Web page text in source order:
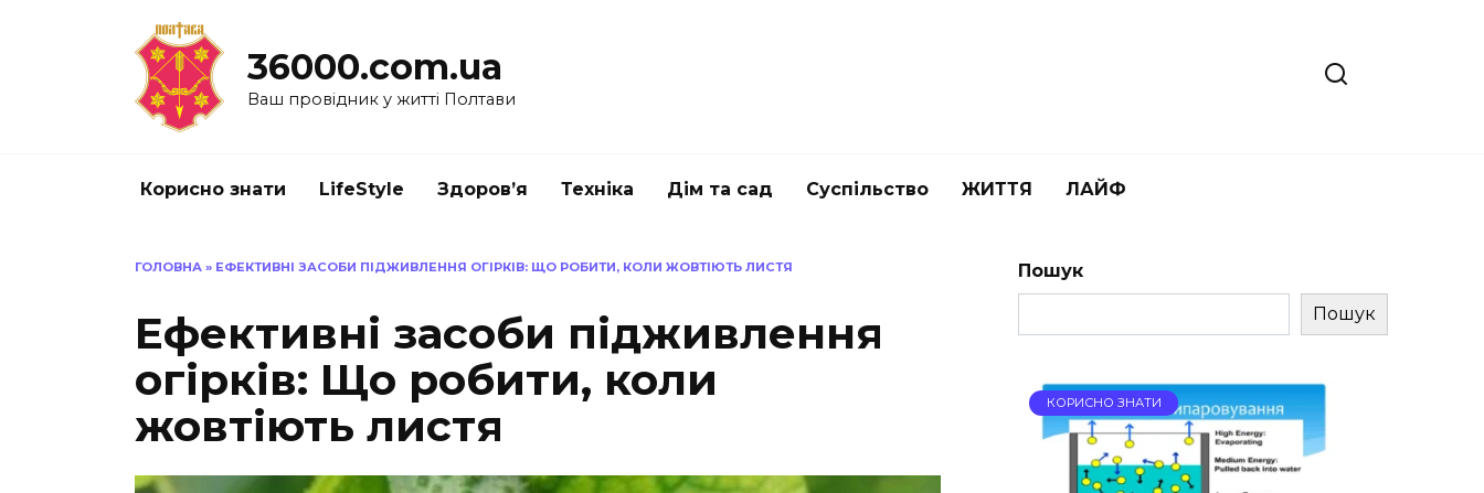
36000.com.ua
Ваш провідник у житті Полтави
Корисно знати LifeStyle Здоров’я Техніка Дім та сад Суспільство ЖИТТЯ ЛАЙФ
ГОЛОВНА » ЕФЕКТИВНІ ЗАСОБИ ПІДЖИВЛЕННЯ ОГІРКІВ: ЩО РОБИТИ, КОЛИ ЖОВТІЮТЬ ЛИСТЯ
Ефективні засоби підживлення
огірків: Що робити, коли
жовтіють листя
Пошук
Пошук
КОРИСНО ЗНАТИ